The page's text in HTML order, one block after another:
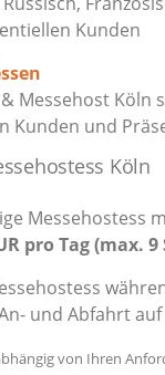
Kunden
Messehost
Kunden und
Köln
Messehostess
pro Tag (max.
und Abfahrt auf
von Ihren